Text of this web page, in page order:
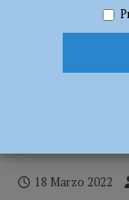
derby! Scazzola:
pesanti” – AUDIO
È clima
18 Marzo 2022